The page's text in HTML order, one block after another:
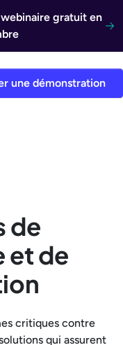
gratuit en
une démonstration
de
et de
critiques contre
qui assurent